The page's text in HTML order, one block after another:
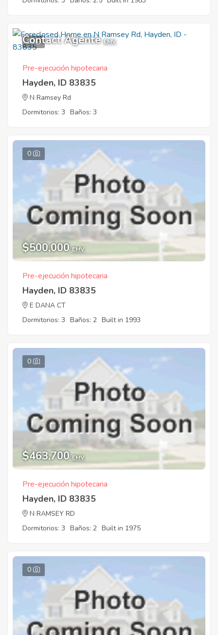
9
Contact Agente EMV
Pre-ejecución hipotecaria
Hayden, ID 83835
N Ramsey Rd
Dormitorios: 3 Baños: 3
0
$500,000 EMV
Pre-ejecución hipotecaria
Hayden, ID 83835
E DANA CT
Dormitorios: 3 Baños: 2 Built in 1993
0
$463,700 EMV
Pre-ejecución hipotecaria
Hayden, ID 83835
N RAMSEY RD
Dormitorios: 3 Baños: 2 Built in 1975
0